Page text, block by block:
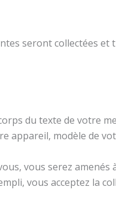
seront collectées et
du texte de votre
appareil, modèle de
vous serez
vous acceptez la